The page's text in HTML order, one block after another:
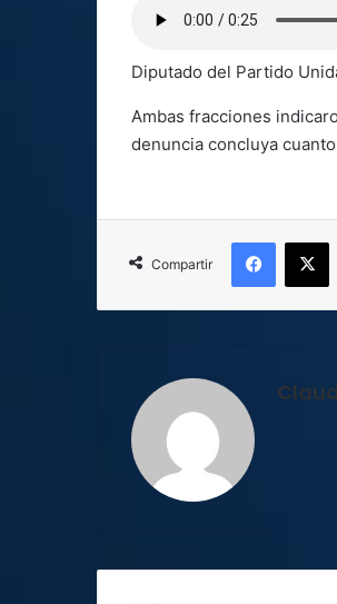
Diputado del Partido
Ambas fracciones
denuncia concluya
Compartir
X